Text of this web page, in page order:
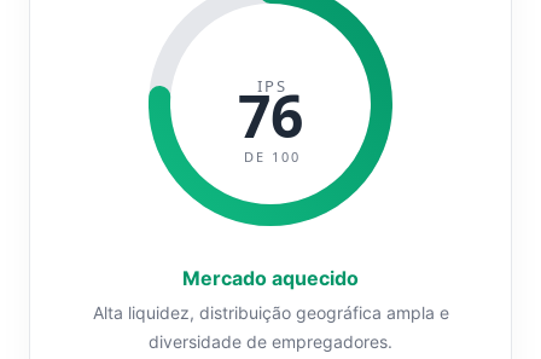
IPS
76
DE 100
Mercado aquecido
Alta liquidez, distribuição geográfica ampla e
diversidade de empregadores.